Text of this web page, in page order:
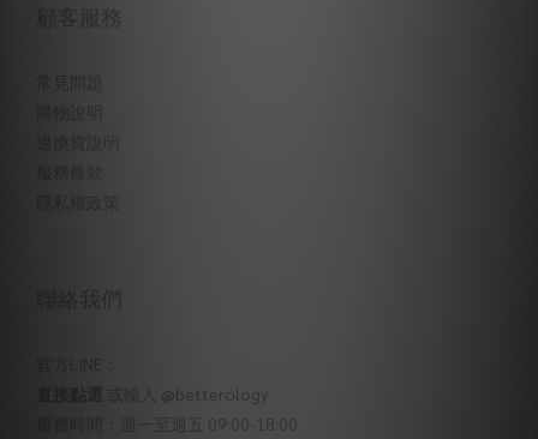
顧客服務
或輸入 @betterology
服務時間：週一至週五 09:00-18:00